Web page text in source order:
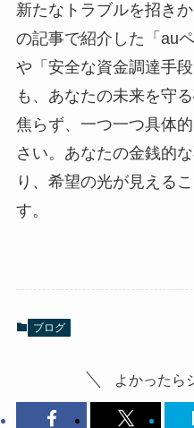
新たなトラブルを招き
の記事で紹介した「au
や「安全な資金調達手
も、あなたの未来を守
焦らず、一つ一つ具体
さい。あなたの金銭的
り、希望の光が見える
す。
ブログ
よかったら